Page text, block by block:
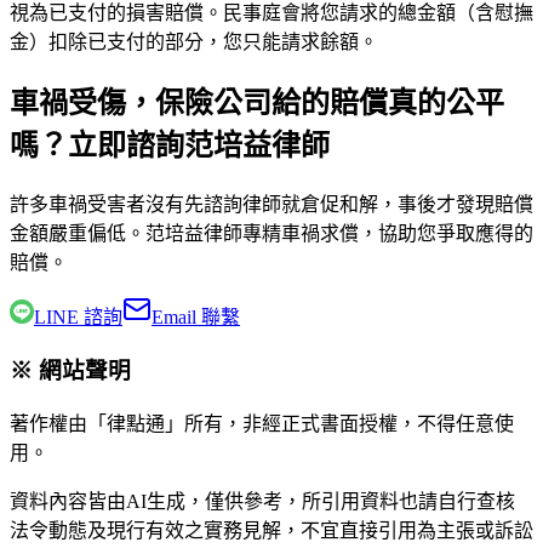
視為已支付的損害賠償。民事庭會將您請求的總金額（含慰撫
金）扣除已支付的部分，您只能請求餘額。
車禍受傷，保險公司給的賠償真的公平
嗎？立即諮詢范培益律師
許多車禍受害者沒有先諮詢律師就倉促和解，事後才發現賠償
金額嚴重偏低。 范培益律師專精車禍求償，協助您爭取應得的
賠償。
LINE 諮詢 Email 聯繫
※ 網站聲明
著作權由「律點通」所有，非經正式書面授權，不得任意使
用。
資料內容皆由AI生成，僅供參考，所引用資料也請自行查核
法令動態及現行有效之實務見解，不宜直接引用為主張或訴訟